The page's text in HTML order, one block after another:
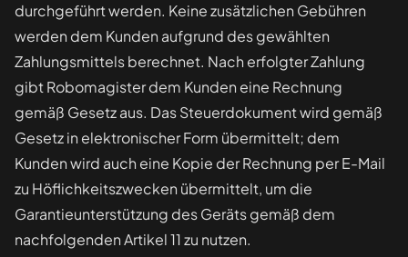
durchgeführt werden. Keine zusätzlichen Gebühren
werden dem Kunden aufgrund des gewählten
Zahlungsmittels berechnet. Nach erfolgter Zahlung
gibt Robomagister dem Kunden eine Rechnung
gemäß Gesetz aus. Das Steuerdokument wird gemäß
Gesetz in elektronischer Form übermittelt; dem
Kunden wird auch eine Kopie der Rechnung per E-Mail
zu Höflichkeitszwecken übermittelt, um die
Garantieunterstützung des Geräts gemäß dem
nachfolgenden Artikel 11 zu nutzen.